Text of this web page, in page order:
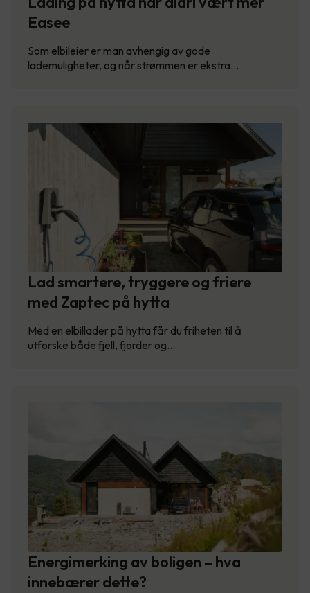
Easee
Som elbileier er man avhengig av gode
lademuligheter, og når strømmen er ekstra…
Lad smartere, tryggere og friere
med Zaptec på hytta
Med en elbillader på hytta får du friheten til å
utforske både fjell, fjorder og…
Energimerking av boligen – hva
innebærer dette?